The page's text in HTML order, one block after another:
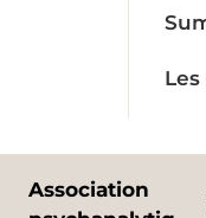
Association